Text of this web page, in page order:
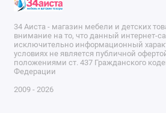
34 Аиста - магазин мебели и детских
внимание на то, что данный интернет-
исключительно информационный
условиях не является публичной
положениями ст. 437 Гражданского
Федерации
2009 - 2026